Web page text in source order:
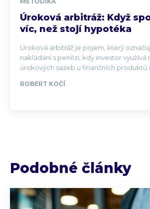
Úroková arbitráž: Když
víc, než stojí hypotéka
Úroková arbitráž je pojem, který
nakládání s penězi, kdy investor využívá
úrokových sazeb u finančních produktů
ROBERT KOČÍ
Podobné články